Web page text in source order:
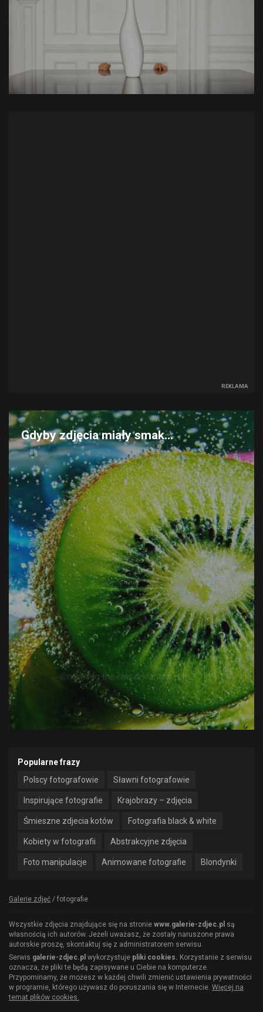
REKLAMA
Gdyby zdjęcia miały smak...
Popularne frazy
Polscy fotografowie
Sławni fotografowie
Inspirujące fotografie Krajobrazy – zdjęcia
Śmieszne zdjecia kotów Fotografia black & white
Kobiety w fotografii Abstrakcyjne zdjęcia
Foto manipulacje Animowane fotografie Blondynki
Galerie zdjęć / fotografie
Wszystkie zdjęcia znajdujące się na stronie www.galerie-zdjec.pl są
własnością ich autorów. Jeżeli uważasz, że zostały naruszone prawa
autorskie proszę, skontaktuj się z administratorem serwisu.
Serwis galerie-zdjec.pl wykorzystuje pliki cookies. Korzystanie z serwisu
oznacza, że pliki te będą zapisywane u Ciebie na komputerze.
Przypominamy, że możesz w każdej chwili zmienić ustawienia prywatności
w programie, którego używasz do poruszania się w Internecie. Więcej na
temat plików cookies.